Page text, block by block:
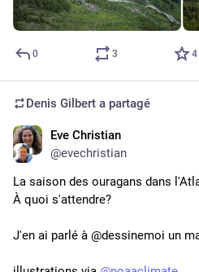
0 3 4
Denis Gilbert a partagé
Eve Christian
@evechristian
La saison des ouragans dans
À quoi s'attendre?
J'en ai parlé à @dessinemoi un